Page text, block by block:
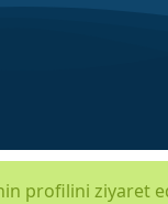
profilini ziyaret